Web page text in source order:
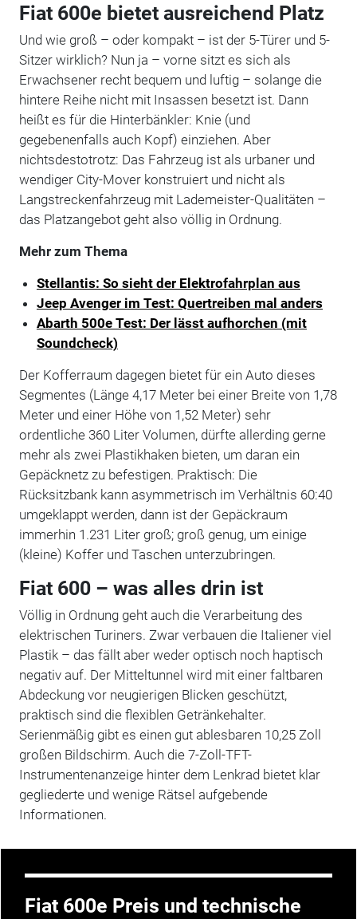
Fiat 600e bietet ausreichend Platz
Und wie groß – oder kompakt – ist der 5-Türer und 5-
Sitzer wirklich? Nun ja – vorne sitzt es sich als
Erwachsener recht bequem und luftig – solange die
hintere Reihe nicht mit Insassen besetzt ist. Dann
heißt es für die Hinterbänkler: Knie (und
gegebenenfalls auch Kopf) einziehen. Aber
nichtsdestotrotz: Das Fahrzeug ist als urbaner und
wendiger City-Mover konstruiert und nicht als
Langstreckenfahrzeug mit Lademeister-Qualitäten –
das Platzangebot geht also völlig in Ordnung.
Mehr zum Thema
Stellantis: So sieht der Elektrofahrplan aus
Jeep Avenger im Test: Quertreiben mal anders
Abarth 500e Test: Der lässt aufhorchen (mit
Soundcheck)
Der Kofferraum dagegen bietet für ein Auto dieses
Segmentes (Länge 4,17 Meter bei einer Breite von 1,78
Meter und einer Höhe von 1,52 Meter) sehr
ordentliche 360 Liter Volumen, dürfte allerding gerne
mehr als zwei Plastikhaken bieten, um daran ein
Gepäcknetz zu befestigen. Praktisch: Die
Rücksitzbank kann asymmetrisch im Verhältnis 60:40
umgeklappt werden, dann ist der Gepäckraum
immerhin 1.231 Liter groß; groß genug, um einige
(kleine) Koffer und Taschen unterzubringen.
Fiat 600 – was alles drin ist
Völlig in Ordnung geht auch die Verarbeitung des
elektrischen Turiners. Zwar verbauen die Italiener viel
Plastik – das fällt aber weder optisch noch haptisch
negativ auf. Der Mitteltunnel wird mit einer faltbaren
Abdeckung vor neugierigen Blicken geschützt,
praktisch sind die flexiblen Getränkehalter.
Serienmäßig gibt es einen gut ablesbaren 10,25 Zoll
großen Bildschirm. Auch die 7-Zoll-TFT-
Instrumentenanzeige hinter dem Lenkrad bietet klar
gegliederte und wenige Rätsel aufgebende
Informationen.
Fiat 600e Preis und technische